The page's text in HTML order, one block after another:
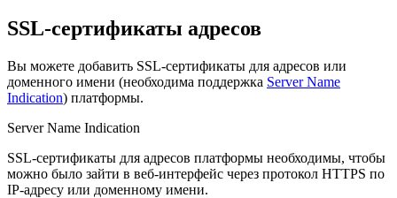
SSL-сертификаты адресов
Вы можете добавить SSL-сертификаты для адресов или
доменного имени (необходима поддержка Server Name
Indication) платформы.
Server Name Indication
SSL-сертификаты для адресов платформы необходимы, чтобы
можно было зайти в веб-интерфейс через протокол HTTPS по
IP-адресу или доменному имени.